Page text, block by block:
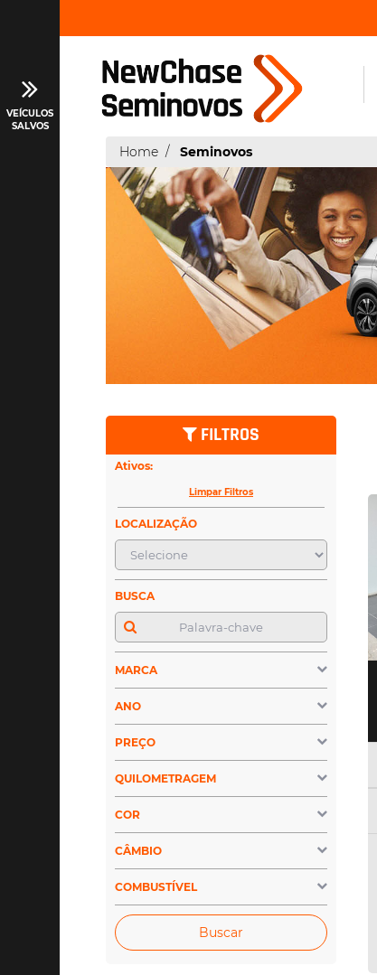
VEÍCULOS
SALVOS
Home Seminovos
FILTROS
Ativos:
Limpar Filtros
LOCALIZAÇÃO
BUSCA
MARCA
ANO
PREÇO
QUILOMETRAGEM
COR
CÂMBIO
COMBUSTÍVEL
Buscar